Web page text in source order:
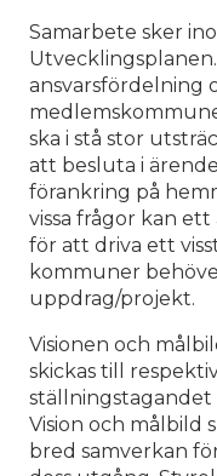
Samarbete sker
ansvarsfördelning
ska i stå stor
att besluta i
förankring på
vissa frågor kan
för att driva ett
kommuner
uppdrag/projekt.
Visionen och
skickas till
ställningstagandet
Vision och målbild
bred samverkan